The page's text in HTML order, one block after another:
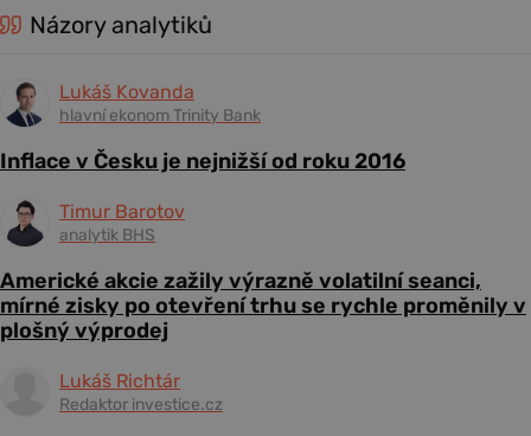
Názory analytiků
Lukáš Kovanda
hlavní ekonom Trinity Bank
Inflace v Česku je nejnižší od roku 2016
Timur Barotov
analytik BHS
Americké akcie zažily výrazně volatilní seanci,
mírné zisky po otevření trhu se rychle proměnily v
plošný výprodej
Lukáš Richtár
Redaktor investice.cz